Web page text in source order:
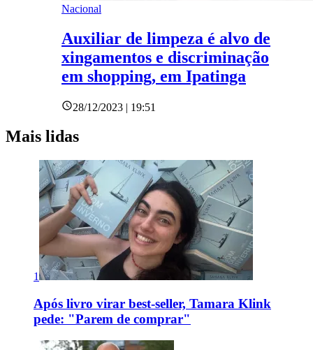
Nacional
Auxiliar de limpeza é alvo de
xingamentos e discriminação
em shopping, em Ipatinga
28/12/2023 | 19:51
Mais lidas
1
Após livro virar best-seller, Tamara Klink
pede: "Parem de comprar"